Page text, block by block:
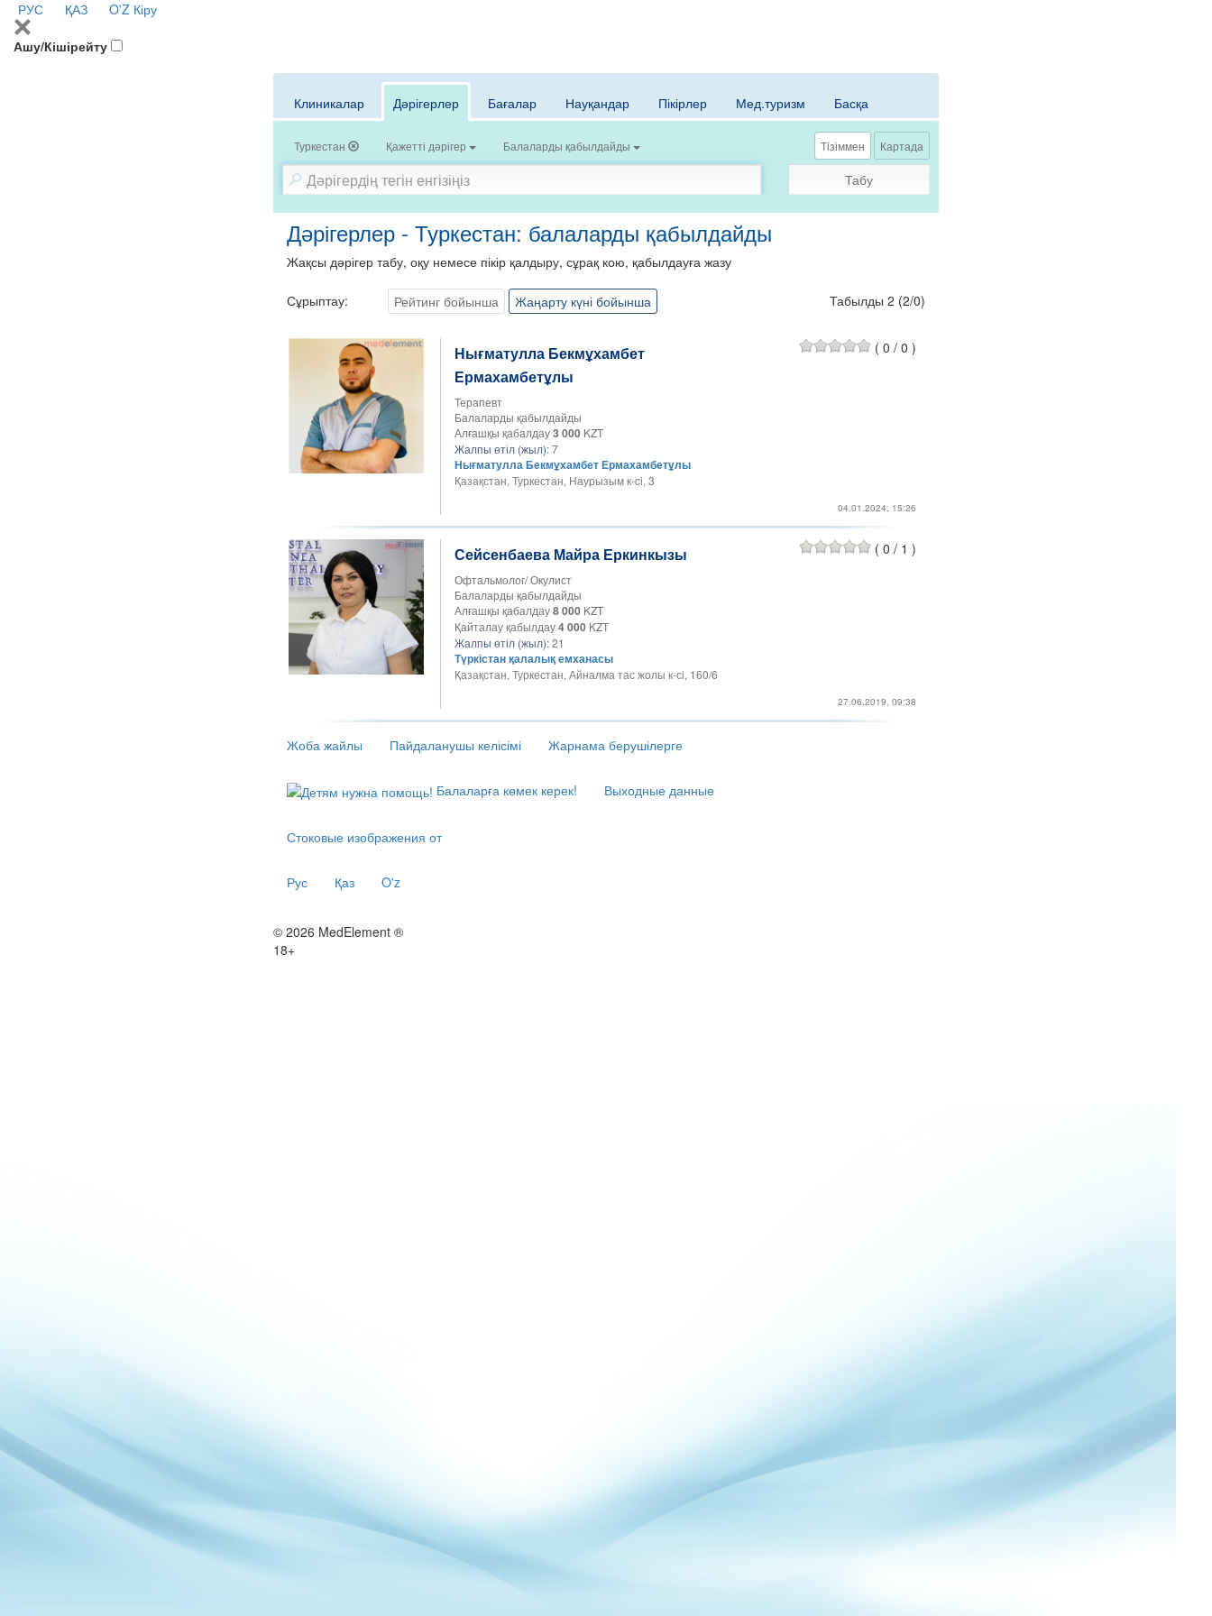
РУС ҚАЗ O'Z Кіру
Ашу/Кішірейту
Клиникалар Дәрігерлер Бағалар Науқандар Пікірлер Мед.туризм Басқа
Туркестан Қажетті дәрігер Балаларды қабылдайды Тізіммен Картада
Табу
Дәрігерлер - Туркестан: балаларды қабылдайды
Жақсы дәрігер табу, оқу немесе пікір қалдыру, сұрақ кою, қабылдауға жазу
Сұрыптау: Рейтинг бойынша Жаңарту күні бойынша Табылды 2 (2/0)
Нығматулла Бекмұхамбет
Ермахамбетұлы
Терапевт
Балаларды қабылдайды
Алғашқы қабалдау3 000KZT
Жалпы өтіл (жыл):7
Нығматулла Бекмұхамбет Ермахамбетұлы
Қазақстан, Туркестан, Наурызым к-ci, 3
( 0 / 0 )
04.01.2024, 15:26
Сейсенбаева Майра Еркинкызы
Офтальмолог/ Окулист
Балаларды қабылдайды
Алғашқы қабалдау8 000KZT
Қайталау қабылдау4 000KZT
Жалпы өтіл (жыл):21
Түркістан қалалық емханасы
Қазақстан, Туркестан, Айналма тас жолы к-сі, 160/6
( 0 / 1 )
27.06.2019, 09:38
Жоба жайлы Пайдаланушы келісімі Жарнама берушілерге
Балаларға көмек керек! Выходные данные
Стоковые изображения от
Рус Қаз O'z
© 2026 MedElement ®
18+